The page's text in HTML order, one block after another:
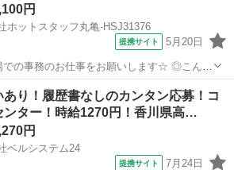
円
ホットスタッフ丸亀-HSJ31376
提携サイト 5月20日
事務
あり！履歴書なしのカンタン応募！コ
ンター！時給1270円！香川県高…
円
ベルシステム24
提携サイト 7月24日